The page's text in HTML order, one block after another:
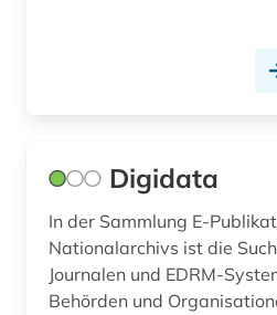
handwerker (1)
Digidata
In der Sammlung E-
Nationalarchivs ist die
Journalen und EDRM-
Behörden und